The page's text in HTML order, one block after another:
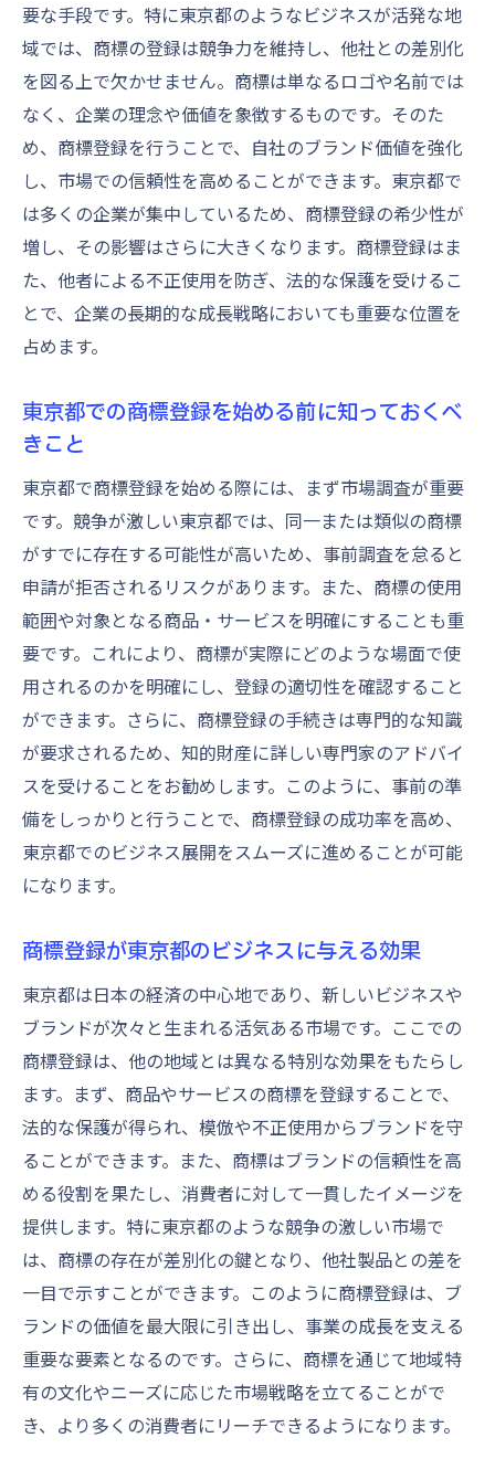
東京都で時間とコストを節約する商標登録
プロセス
効率的な商標登録のステップとは
コスト削減のための商標登録戦略
東京都で商標登録を効率化するためのテク
ニック
商標登録の時間管理の重要性
東京都のビジネスに適した商標戦略の選び
方
東京都での商標登録で避けるべき落とし穴成功
商標登録の失敗を防ぐためのチェックリス
東京都でよくある商標登録ミスとその回避
策
成功する商標登録のための注意点
落とし穴を避けるための商標戦略
商標登録で失敗しないための重要ポイント
東京都での商標登録におけるリスク管理
商標登録がビジネスに与える影響東京都でブラ
ンドを守る方法
商標登録でブランドを守る重要性
東京都での商標登録がもたらすビジネス上
の利点
ブランド価値を高めるための商標戦略
商標登録がビジネスに与える影響を最大化
する
東京都でのブランド保護のための商標利用
法
東京都での商標登録の流れ具体的な手順と注意
事項を解説
東京都での商標登録プロセスを詳細解説
商標登録の具体的なステップと流れ
東京都の商標申請で注意すべき事項
成功するための商標登録実践ガイド
商標登録の流れを東京都の視点から考える
東京都での商標登録において忘れてはなら
ないこと
商標の重要性東京都での登録がもたらす将来的
要な手段です。特に東京都のようなビジネスが活発な地
域では、商標の登録は競争力を維持し、他社との差別化
を図る上で欠かせません。商標は単なるロゴや名前では
なく、企業の理念や価値を象徴するものです。そのた
め、商標登録を行うことで、自社のブランド価値を強化
し、市場での信頼性を高めることができます。東京都で
は多くの企業が集中しているため、商標登録の希少性が
増し、その影響はさらに大きくなります。商標登録はま
た、他者による不正使用を防ぎ、法的な保護を受けるこ
とで、企業の長期的な成長戦略においても重要な位置を
占めます。
東京都での商標登録を始める前に知っておくべ
きこと
東京都で商標登録を始める際には、まず市場調査が重要
です。競争が激しい東京都では、同一または類似の商標
がすでに存在する可能性が高いため、事前調査を怠ると
申請が拒否されるリスクがあります。また、商標の使用
範囲や対象となる商品・サービスを明確にすることも重
要です。これにより、商標が実際にどのような場面で使
用されるのかを明確にし、登録の適切性を確認すること
ができます。さらに、商標登録の手続きは専門的な知識
が要求されるため、知的財産に詳しい専門家のアドバイ
スを受けることをお勧めします。このように、事前の準
備をしっかりと行うことで、商標登録の成功率を高め、
東京都でのビジネス展開をスムーズに進めることが可能
になります。
商標登録が東京都のビジネスに与える効果
東京都は日本の経済の中心地であり、新しいビジネスや
ブランドが次々と生まれる活気ある市場です。ここでの
商標登録は、他の地域とは異なる特別な効果をもたらし
ます。まず、商品やサービスの商標を登録することで、
法的な保護が得られ、模倣や不正使用からブランドを守
ることができます。また、商標はブランドの信頼性を高
める役割を果たし、消費者に対して一貫したイメージを
提供します。特に東京都のような競争の激しい市場で
は、商標の存在が差別化の鍵となり、他社製品との差を
一目で示すことができます。このように商標登録は、ブ
ランドの価値を最大限に引き出し、事業の成長を支える
重要な要素となるのです。さらに、商標を通じて地域特
有の文化やニーズに応じた市場戦略を立てることがで
き、より多くの消費者にリーチできるようになります。